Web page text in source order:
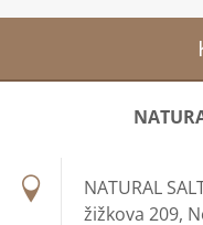
NATURAL
žižkova 209,